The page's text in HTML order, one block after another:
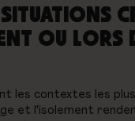
OU LORS
les contextes les
et l'isolement